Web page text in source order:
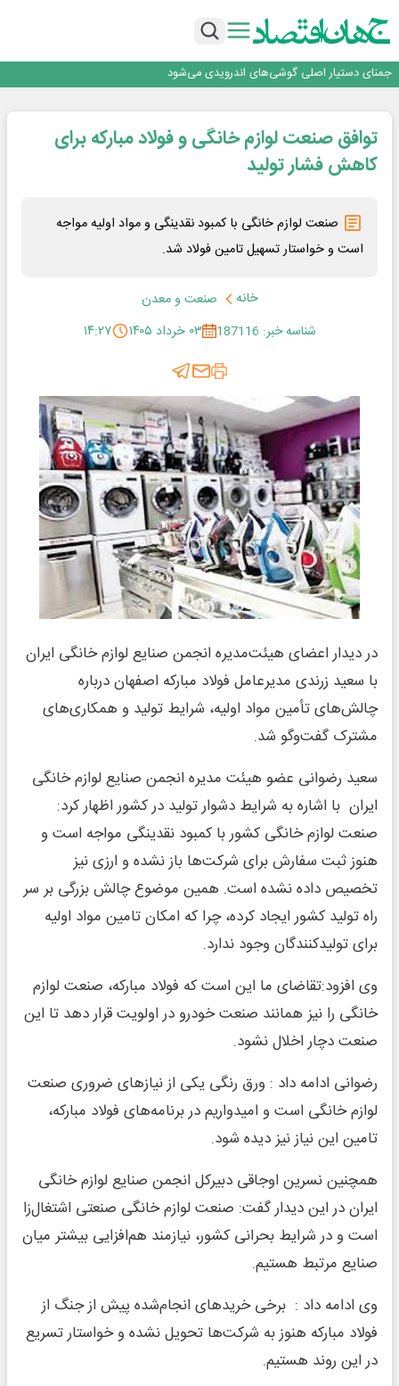
ایران، شریک راهبردی اتحادیه اقتصادی اوراسیا در مسیر توسعه تجارت و همگرایی
جمنای دستیار اصلی گوشی‌های اندرویدی می‌شود
متا وارد رقابت ابزارهای هوش مصنوعی برنامه‌نویسی شد
ایران، شریک راهبردی اتحادیه اقتصادی اوراسیا در مسیر توسعه تجارت و همگرایی
منطقه‌ای
بانک تجارت، تأمین‌کننده مالی پروژه بازسازی فازهای ۴ و ۵ پارس حنوبی
توافق صنعت لوازم خانگی و فولاد مبارکه برای
کاهش فشار تولید
صنعت لوازم خانگی با کمبود نقدینگی و مواد اولیه مواجه
است و خواستار تسهیل تامین فولاد شد.
خانه
صنعت و معدن
شناسه خبر: 187116
۰۳ خرداد ۱۴۰۵ ۱۴:۲۷
در دیدار اعضای هیئت‌مدیره انجمن صنایع لوازم خانگی ایران
با سعید زرندی مدیرعامل فولاد مبارکه اصفهان درباره
چالش‌های تأمین مواد اولیه، شرایط تولید و همکاری‌های
مشترک گفت‌وگو شد.
سعید رضوانی عضو هیئت مدیره انجمن صنایع لوازم خانگی
ایران با اشاره به شرایط دشوار تولید در کشور اظهار کرد:
صنعت لوازم خانگی کشور با کمبود نقدینگی مواجه است و
هنوز ثبت سفارش برای شرکت‌ها باز نشده و ارزی نیز
تخصیص داده نشده است. همین موضوع چالش بزرگی بر سر
راه تولید کشور ایجاد کرده، چرا که امکان تامین مواد اولیه
برای تولیدکنندگان وجود ندارد.
وی افزود:تقاضای ما این است که فولاد مبارکه، صنعت لوازم
خانگی را نیز همانند صنعت خودرو در اولویت قرار دهد تا این
صنعت دچار اخلال نشود.
رضوانی ادامه داد : ورق رنگی یکی از نیازهای ضروری صنعت
لوازم خانگی است و امیدواریم در برنامه‌های فولاد مبارکه،
تامین این نیاز نیز دیده شود.
همچنین نسرین اوجاقی دبیرکل انجمن صنایع لوازم خانگی
ایران در این دیدار گفت: صنعت لوازم خانگی صنعتی اشتغال‌زا
است و در شرایط بحرانی کشور، نیازمند هم‌افزایی بیشتر میان
صنایع مرتبط هستیم.
وی ادامه داد : برخی خریدهای انجام‌شده پیش از جنگ از
فولاد مبارکه هنوز به شرکت‌ها تحویل نشده و خواستار تسریع
در این روند هستیم.